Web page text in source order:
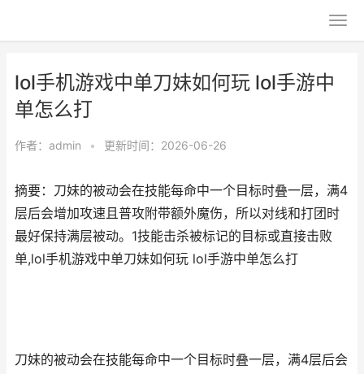
lol手机游戏中单刀妹如何玩 lol手游中
单怎么打
作者： admin • 更新时间：2026-06-26
摘要：刀妹的被动会在技能每命中一个目标时叠一层，满4
层后会增加攻速且普攻附带额外魔伤，所以对线和打团时
最好保持满层被动。1技能击杀被标记的目标或直接击败
单,lol手机游戏中单刀妹如何玩 lol手游中单怎么打
刀妹的被动会在技能每命中一个目标时叠一层，满4层后会